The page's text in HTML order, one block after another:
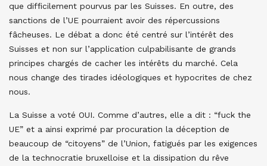
que difficilement pourvus par les Suisses. En outre, des
sanctions de l’UE pourraient avoir des répercussions
fâcheuses. Le débat a donc été centré sur l’intérêt des
Suisses et non sur l’application culpabilisante de grands
principes chargés de cacher les intérêts du marché. Cela
nous change des tirades idéologiques et hypocrites de chez
nous.
La Suisse a voté OUI. Comme d’autres, elle a dit : “fuck the
UE” et a ainsi exprimé par procuration la déception de
beaucoup de “citoyens” de l’Union, fatigués par les exigences
de la technocratie bruxelloise et la dissipation du rêve